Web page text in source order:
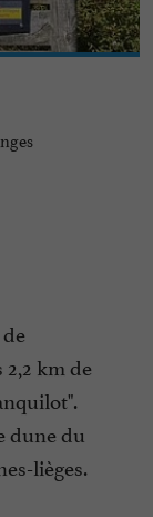
2,2 km de
dune du
lièges.